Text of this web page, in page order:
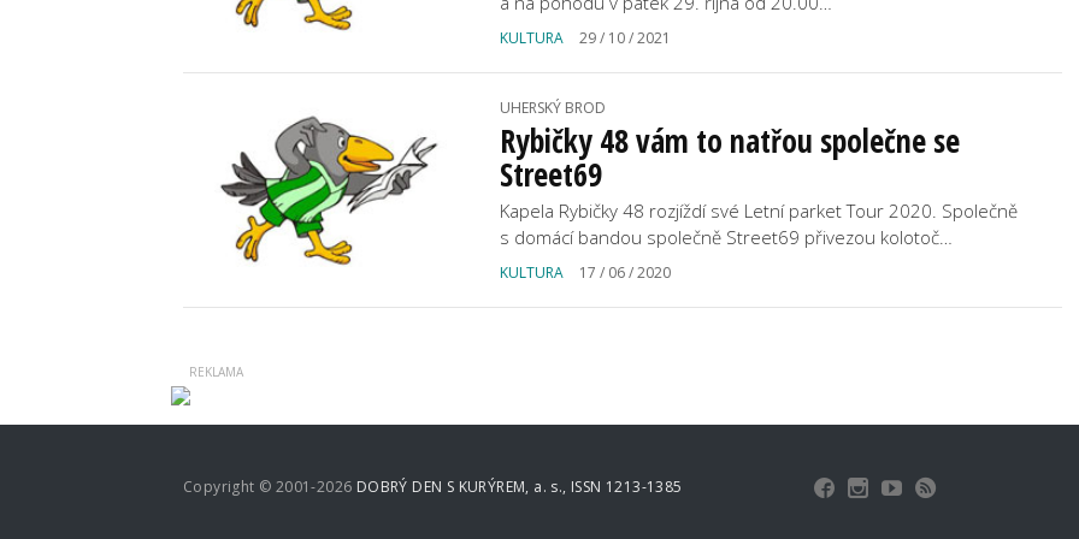
KULTURA 29 / 10 / 2021
UHERSKÝ BROD
Rybičky 48 vám to natřou společne se
Street69
Kapela Rybičky 48 rozjíždí své Letní parket Tour 2020. Společně
s domácí bandou společně Street69 přivezou kolotoč…
KULTURA 17 / 06 / 2020
Copyright © 2001-2026 DOBRÝ DEN S KURÝREM, a. s., ISSN 1213-1385